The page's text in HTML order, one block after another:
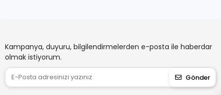
Kampanya, duyuru, bilgilendirmelerden e-posta ile haberdar
olmak istiyorum.
Gönder